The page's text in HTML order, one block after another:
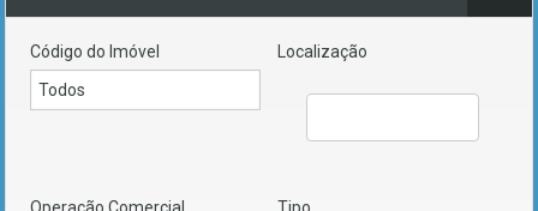
Código do Imóvel Localização